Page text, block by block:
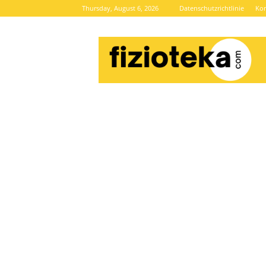
Thursday, August 6, 2026 Datenschutzrichtlinie
Brze
vijesti